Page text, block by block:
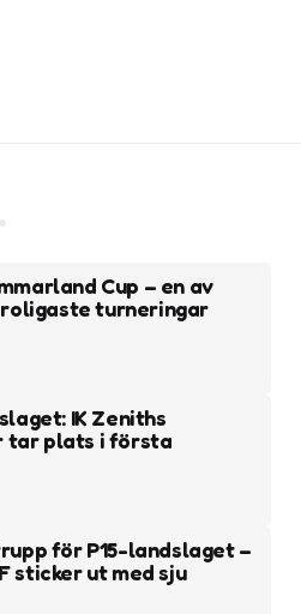
Cup – en av
roligaste turneringar
IK Zeniths
tar plats i första
för P15-landslaget –
sticker ut med sju